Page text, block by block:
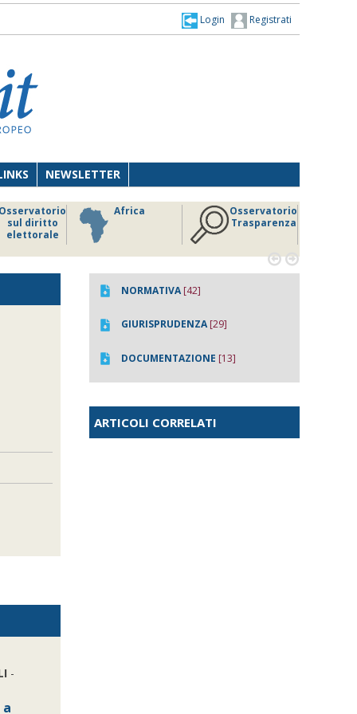
Registrati
Login
NEWSLETTER
Osservatorio
sul diritto
elettorale
Africa
Osservatorio
Trasparenza
 
-
NORMATIVA[42]
GIURISPRUDENZA[29]
DOCUMENTAZIONE [13]
ARTICOLI CORRELATI